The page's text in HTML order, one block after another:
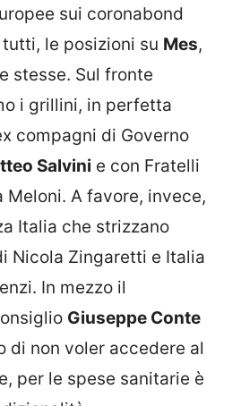
sui coronabond
le posizioni su Mes,
stesse. Sul fronte
i grillini, in perfetta
compagni di Governo
Salvini e con Fratelli
Meloni. A favore, invece,
Italia che strizzano
Nicola Zingaretti e Italia
In mezzo il
Giuseppe Conte
di non voler accedere al
per le spese sanitarie è